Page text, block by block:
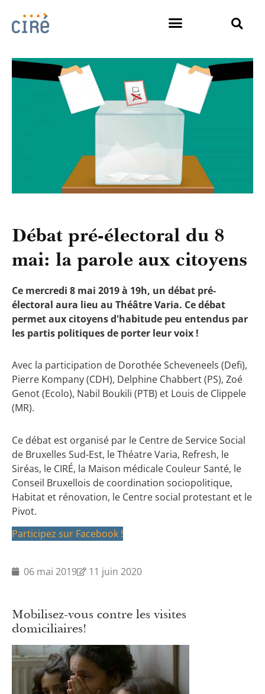
Débat pré-électoral du 8
mai: la parole aux citoyens
Ce mercredi 8 mai 2019 à 19h, un débat pré-
électoral aura lieu au Théâtre Varia. Ce débat
permet aux citoyens d'habitude peu entendus par
les partis politiques de porter leur voix !
Avec la participation de Dorothée Scheveneels (Defi),
Pierre Kompany (CDH), Delphine Chabbert (PS), Zoé
Genot (Ecolo), Nabil Boukili (PTB) et Louis de Clippele
(MR).
Ce débat est organisé par le Centre de Service Social
de Bruxelles Sud-Est, le Théatre Varia, Refresh, le
Siréas, le CIRÉ, la Maison médicale Couleur Santé, le
Conseil Bruxellois de coordination sociopolitique,
Habitat et rénovation, le Centre social protestant et le
Pivot.
Participez sur Facebook !
06 mai 2019 11 juin 2020
Mobilisez-vous contre les visites
domiciliaires!